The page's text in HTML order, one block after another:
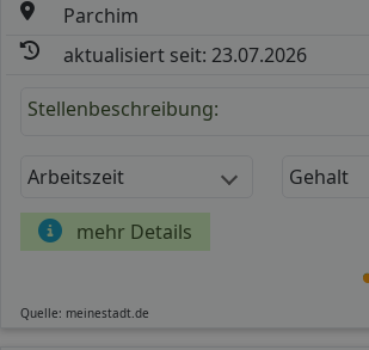
Parchim
aktualisiert seit: 23.07.2026
Stellenbeschreibung:
Arbeitszeit Gehalt
mehr Details
Quelle: meinestadt.de